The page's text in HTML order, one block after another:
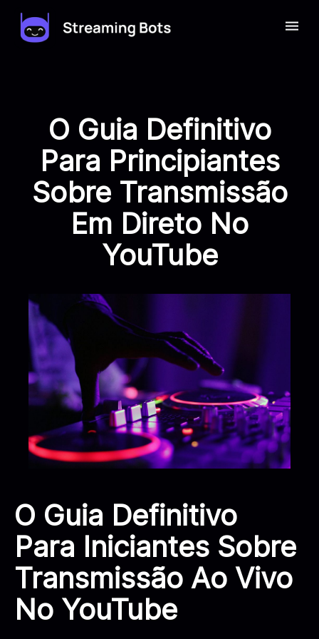
O Guia Definitivo
Para Principiantes
Sobre Transmissão
Em Direto No
YouTube
O Guia Definitivo
Para Iniciantes Sobre
Transmissão Ao Vivo
No YouTube